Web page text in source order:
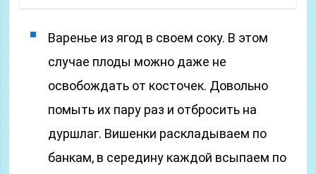
Варенье из ягод в своем соку. В этом
случае плоды можно даже не
освобождать от косточек. Довольно
помыть их пару раз и отбросить на
дуршлаг. Вишенки раскладываем по
банкам, в середину каждой всыпаем по